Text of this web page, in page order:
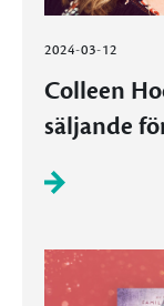
2024-03-12
Colleen
säljande